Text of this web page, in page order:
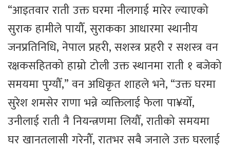
“आइतवार राती उक्त घरमा नीलगाई मारेर ल्याएको
सुराक हामीले पायौँ, सुराकका आधारमा स्थानीय
जनप्रतिनिधि, नेपाल प्रहरी, सशस्त्र प्रहरी र सशस्त्र वन
रक्षकसहितको हाम्रो टोली उक्त स्थानमा राती १ बजेको
समयमा पुग्यौँ,” वन अधिकृत शाहले भने, “उक्त घरमा
सुरेश शमसेर राणा भन्ने व्यक्तिलाई फेला पा¥योँ,
उनीलाई राती नै नियन्त्रणमा लियौँ, रातीको समयमा
घर खानतलासी गरेनौँ, रातभर सबै जनाले उक्त घरलाई